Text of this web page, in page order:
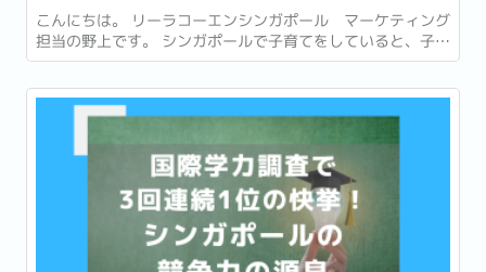
こんにちは。 リーラコーエンシンガポール マーケティング
担当の野上です。 シンガポールで子育てをしていると、子ど
ものお友達のバースデーパーティーに呼ばれる機会があり、
毎度その規模や華やかさに圧倒されるという経験をお持ちの
方も多いのではないでしょうか。 かくいう私もその一人で